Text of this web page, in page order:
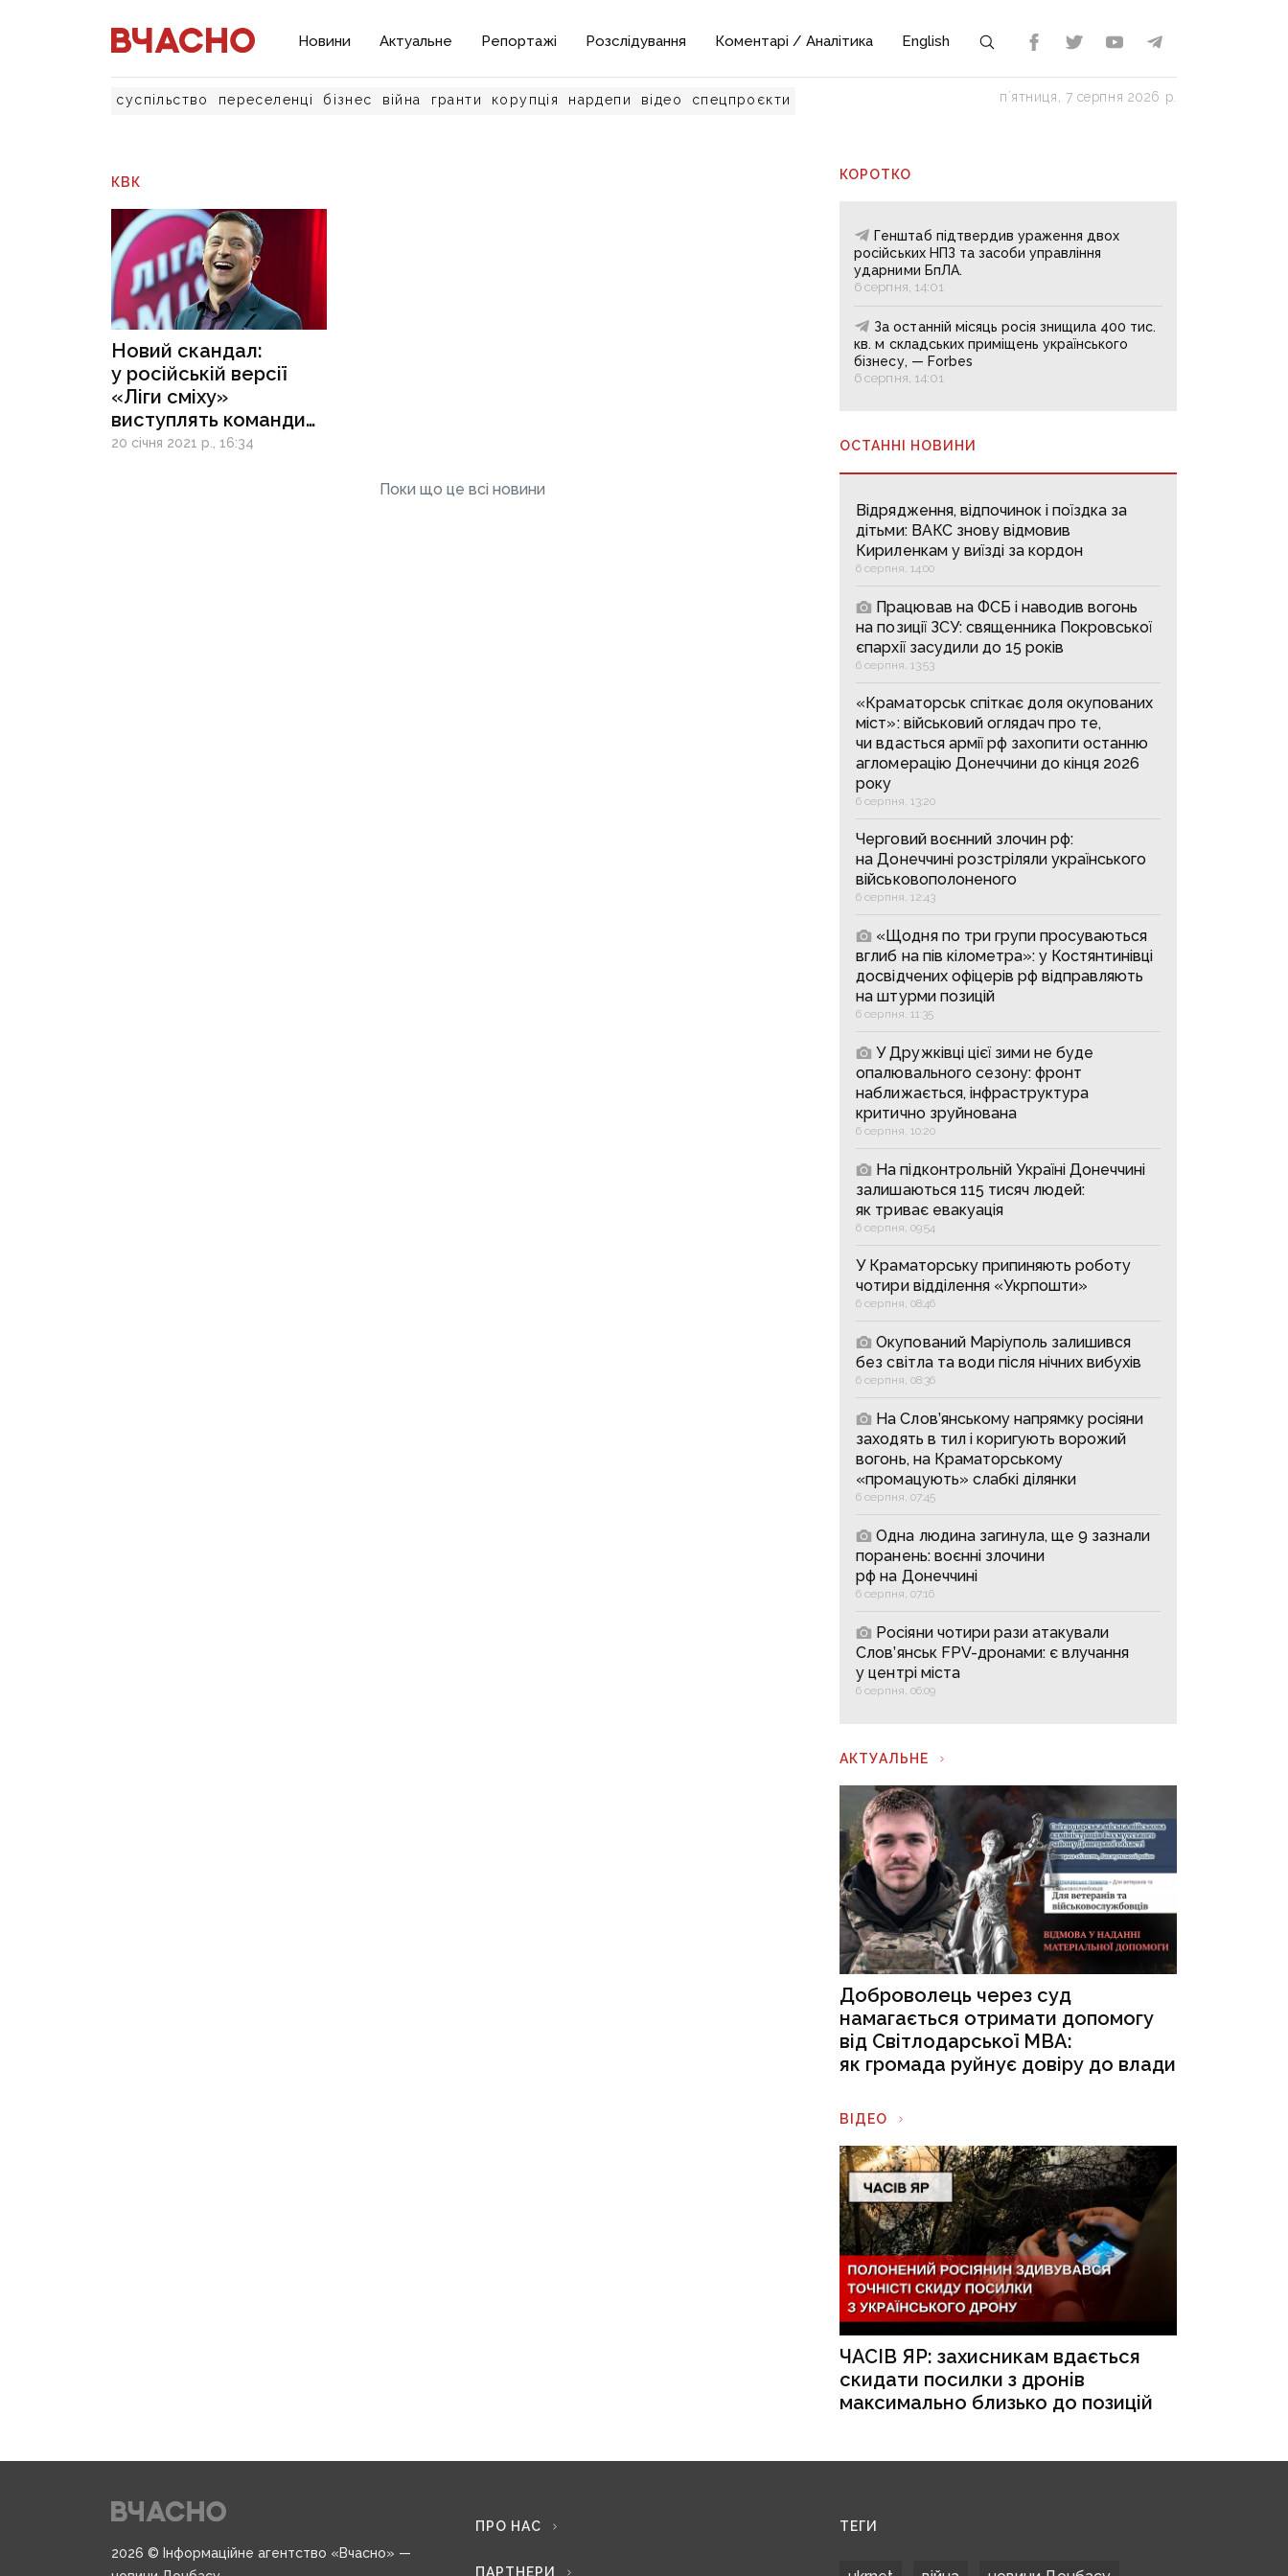
Новини Актуальне Репортажі Розслідування Коментарі / Аналітика English
суспільство переселенці бізнес війна гранти корупція нардепи відео спецпроєкти пʼятниця, 7 серпня 2026 р.
КВК
Новий скандал:
у російській версії
«Ліги сміху»
виступлять команди
з України та ОРДЛО
20 січня 2021 р., 16:34
Поки що це всі новини
КОРОТКО
Генштаб підтвердив ураження двох
російських НПЗ та засоби управління
ударними БпЛА.
6 серпня, 14:01
За останній місяць росія знищила 400 тис.
кв. м складських приміщень українського
бізнесу, — Forbes
6 серпня, 14:01
ОСТАННІ НОВИНИ
Відрядження, відпочинок і поїздка за
дітьми: ВАКС знову відмовив
Кириленкам у виїзді за кордон
6 серпня, 14:00
Працював на ФСБ і наводив вогонь
на позиції ЗСУ: священника Покровської
єпархії засудили до 15 років
6 серпня, 13:53
«Краматорськ спіткає доля окупованих
міст»: військовий оглядач про те,
чи вдасться армії рф захопити останню
агломерацію Донеччини до кінця 2026
року
6 серпня, 13:20
Черговий воєнний злочин рф:
на Донеччині розстріляли українського
військовополоненого
6 серпня, 12:43
«Щодня по три групи просуваються
вглиб на пів кілометра»: у Костянтинівці
досвідчених офіцерів рф відправляють
на штурми позицій
6 серпня, 11:35
У Дружківці цієї зими не буде
опалювального сезону: фронт
наближається, інфраструктура
критично зруйнована
6 серпня, 10:20
На підконтрольній Україні Донеччині
залишаються 115 тисяч людей:
як триває евакуація
6 серпня, 09:54
У Краматорську припиняють роботу
чотири відділення «Укрпошти»
6 серпня, 08:46
Окупований Маріуполь залишився
без світла та води після нічних вибухів
6 серпня, 08:36
На Слов’янському напрямку росіяни
заходять в тил і коригують ворожий
вогонь, на Краматорському
«промацують» слабкі ділянки
6 серпня, 07:45
Одна людина загинула, ще 9 зазнали
поранень: воєнні злочини
рф на Донеччині
6 серпня, 07:16
Росіяни чотири рази атакували
Слов’янськ FPV-дронами: є влучання
у центрі міста
6 серпня, 06:09
АКТУАЛЬНЕ
Доброволець через суд
намагається отримати допомогу
від Світлодарської МВА:
як громада руйнує довіру до влади
ВІДЕО
ЧАСІВ ЯР: захисникам вдається
скидати посилки з дронів
максимально близько до позицій
2026 © Інформаційне агентство «Вчасно» —
ПРО НАС
ПАРТНЕРИ
ТЕГИ